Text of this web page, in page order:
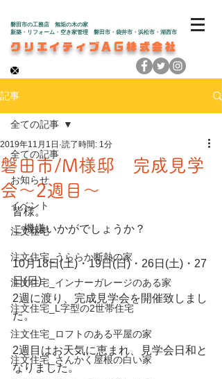
クリエイティブAG株式会社
磐田市の工務店 無垢の木の家
新築・リフォーム・空き家管理 磐田市・袋井市・浜松市・湖西市
記事
全ての記事
お知らせ
イベント
注文住宅
注文住宅_うららか断熱の家
注文住宅_インナーガレージのある家
注文住宅_L字型の2世帯住宅
注文住宅_ロフトのある平屋の家
注文住宅_さんかく屋根の白い家
全ての記事
磐田市/M様邸 完成見学
会～2週目～
2019年11月1日 読了時間: 1分
皆様。
ご機嫌いかがでしょうか？
10月18日(土)・19日(日)・26日(土)・27
日(日)
2週に渡り、完成見学会を開催致しまし
た。
2週目はお天気に恵まれ、見学会日和と
なりました。